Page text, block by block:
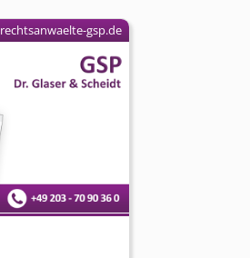
rechtsanwaelte-gsp.de